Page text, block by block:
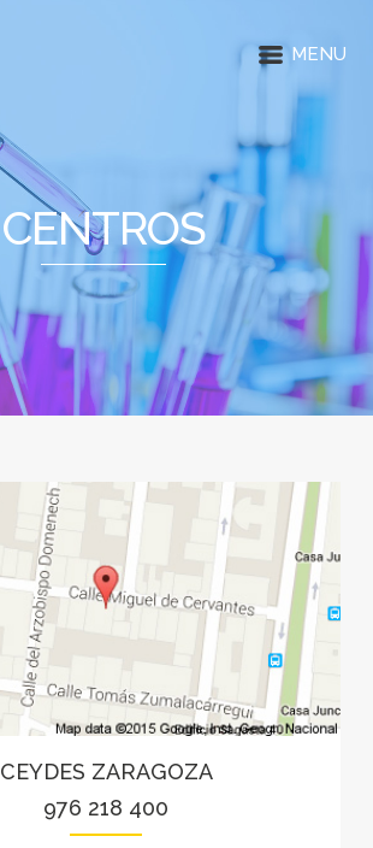
MENU
CENTROS
CEYDES ZARAGOZA
976 218 400